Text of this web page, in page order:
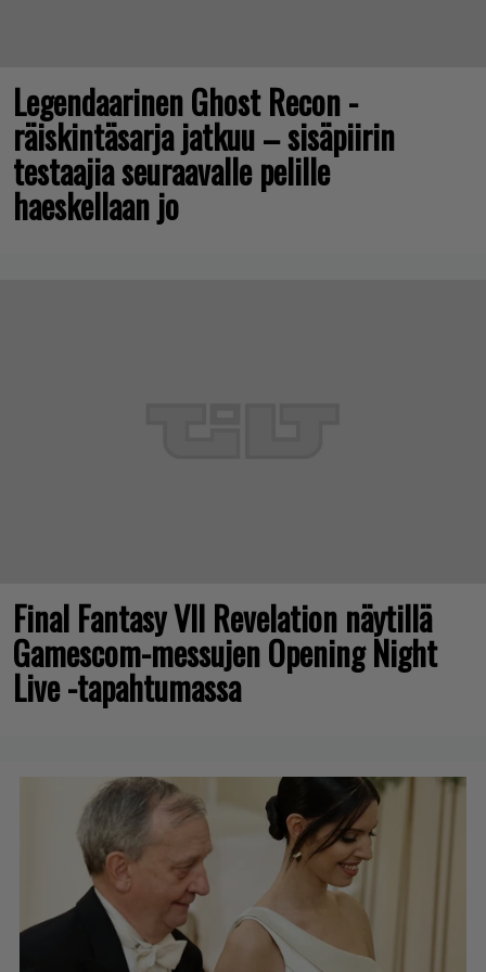
Legendaarinen Ghost Recon -
räiskintäsarja jatkuu – sisäpiirin
testaajia seuraavalle pelille
haeskellaan jo
Final Fantasy VII Revelation näytillä
Gamescom-messujen Opening Night
Live -tapahtumassa